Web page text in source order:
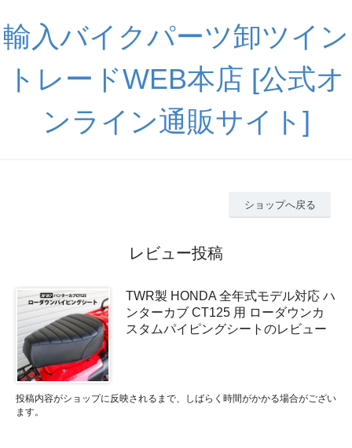
輸入バイクパーツ卸ツイン
トレードWEB本店 [公式オ
ンライン通販サイト]
ショップへ戻る
レビュー投稿
TWR製 HONDA 全年式モデル対応 ハ
ンターカブ CT125 用 ローダウンカ
スタムパイピングシートのレビュー
投稿内容がショップに反映されるまで、しばらく時間がかかる場合がござい
ます。